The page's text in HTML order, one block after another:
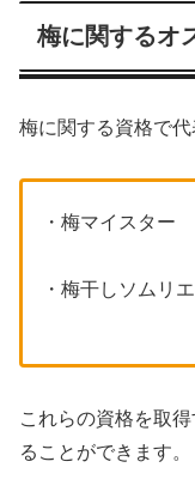
梅に関するオ
梅に関する資格で代
・梅マイスター
・梅干しソムリエ
これらの資格を取
ることができます。